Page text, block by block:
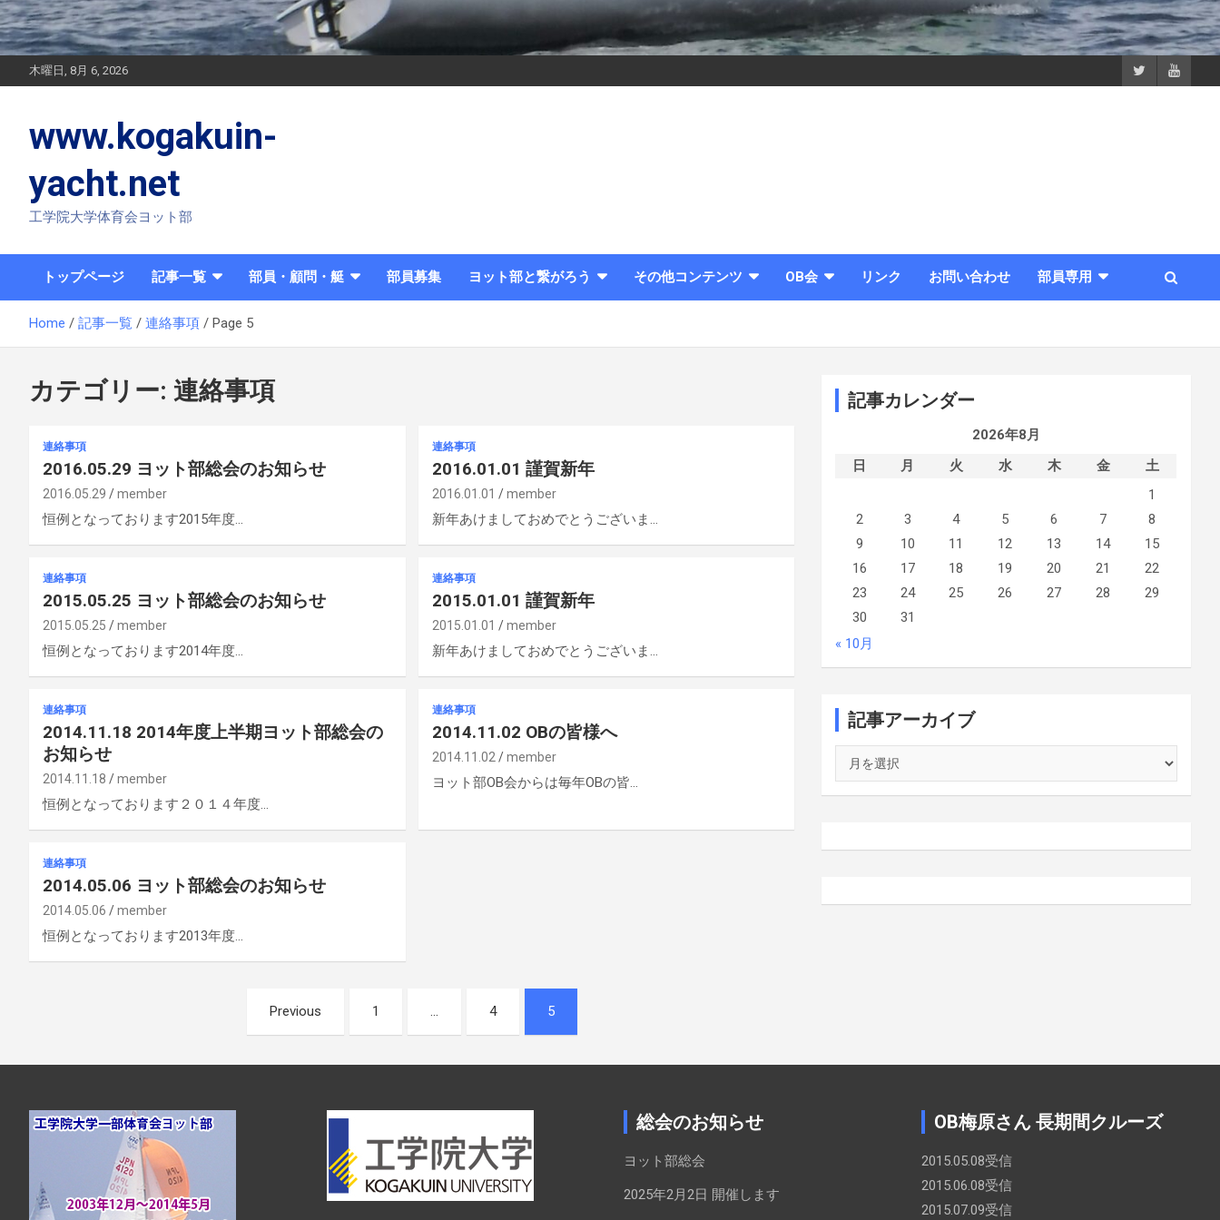
木曜日, 8月 6, 2026
www.kogakuin-
yacht.net
工学院大学体育会ヨット部
トップページ 記事一覧 部員・顧問・艇 部員募集 ヨット部と繋がろう その他コンテンツ OB会 リンク お問い合わせ 部員専用
Home 記事一覧 連絡事項 Page 5
カテゴリー: 連絡事項
連絡事項
2016.05.29 ヨット部総会のお知らせ
2016.05.29 member
恒例となっております2015年度…
連絡事項
2016.01.01 謹賀新年
2016.01.01 member
新年あけましておめでとうございま…
連絡事項
2015.05.25 ヨット部総会のお知らせ
2015.05.25 member
恒例となっております2014年度…
連絡事項
2015.01.01 謹賀新年
2015.01.01 member
新年あけましておめでとうございま…
連絡事項
2014.11.18 2014年度上半期ヨット部総会の
お知らせ
2014.11.18 member
恒例となっております２０１４年度…
連絡事項
2014.11.02 OBの皆様へ
2014.11.02 member
ヨット部OB会からは毎年OBの皆…
連絡事項
2014.05.06 ヨット部総会のお知らせ
2014.05.06 member
恒例となっております2013年度…
ビ
ー
Previous 1 … 4 5
記事カレンダー
2026年8月
日
月 火 水 木 金
土
1
2
3 4 5 6 7
8
9
10 11 12 13 14
15
16
17 18 19 20 21
22
23
24 25 26 27 28
29
30
31
« 10月
記事アーカイブ
ア
イ
総会のお知らせ
ヨット部総会
2025年2月2日 開催します
OB梅原さん 長期間クルーズ
2015.05.08受信
2015.06.08受信
2015.07.09受信